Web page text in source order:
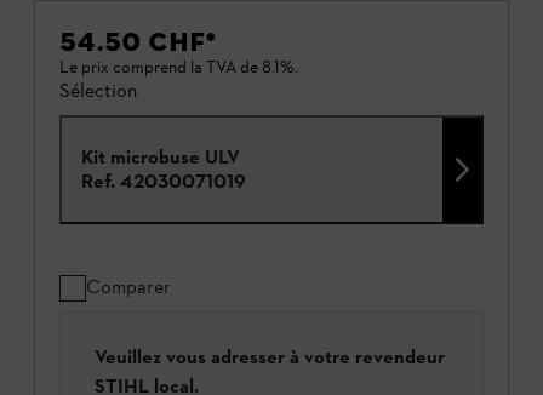
54.50 CHF*
Le prix comprend la TVA de 8.1%.
Sélection
Kit microbuse ULV
Ref. 42030071019
Comparer
Veuillez vous adresser à votre revendeur
STIHL local.